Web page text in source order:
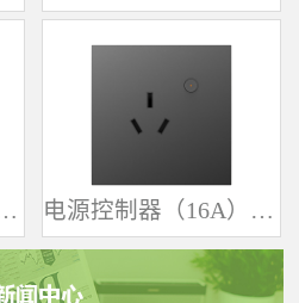
（10A）-SK361 电源控制器（16A）-SK342